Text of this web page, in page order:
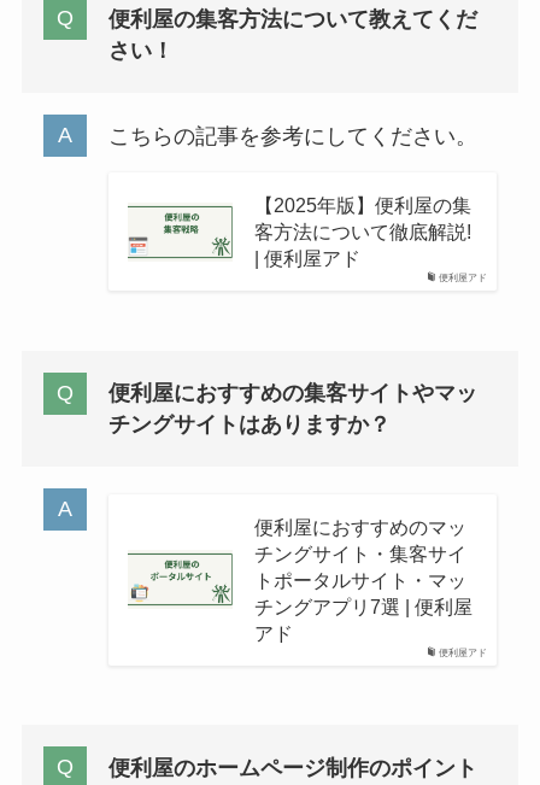
便利屋の集客方法について教えてくだ
さい！
こちらの記事を参考にしてください。
便利屋アド
【2025年版】便利屋の集
客方法について徹底解説!
| 便利屋アド
便利屋におすすめの集客サイトやマッ
チングサイトはありますか？
便利屋アド
便利屋におすすめのマッ
チングサイト・集客サイ
トポータルサイト・マッ
チングアプリ7選 | 便利屋
アド
便利屋のホームページ制作のポイント